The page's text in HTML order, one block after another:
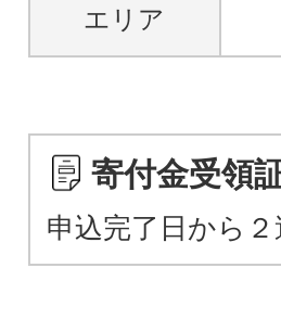
エリア
寄付金受領
申込完了日から